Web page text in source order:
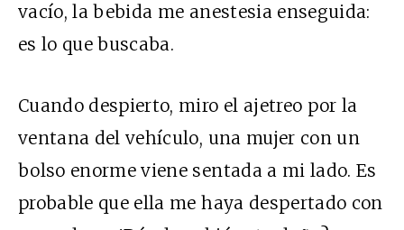
vacío, la bebida me anestesia enseguida:
es lo que buscaba.
Cuando despierto, miro el ajetreo por la
ventana del vehículo, una mujer con un
bolso enorme viene sentada a mi lado. Es
probable que ella me haya despertado con